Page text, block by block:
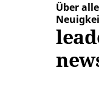
Über